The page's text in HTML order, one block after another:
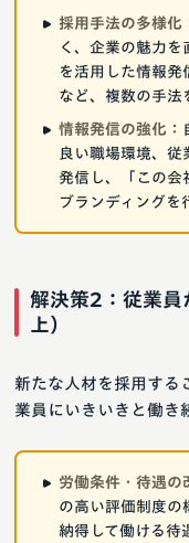
採用手法の多様化
く、企業の魅力
を活用した情報発
など、複数の手法
情報発信の強化：
良い職場環境、
発信し、「この会
ブランディングを
解決策2：従業員
上）
新たな人材を採用する
業員にいきいきと働き
労働条件・待遇の
の高い評価制度の
納得して働ける待